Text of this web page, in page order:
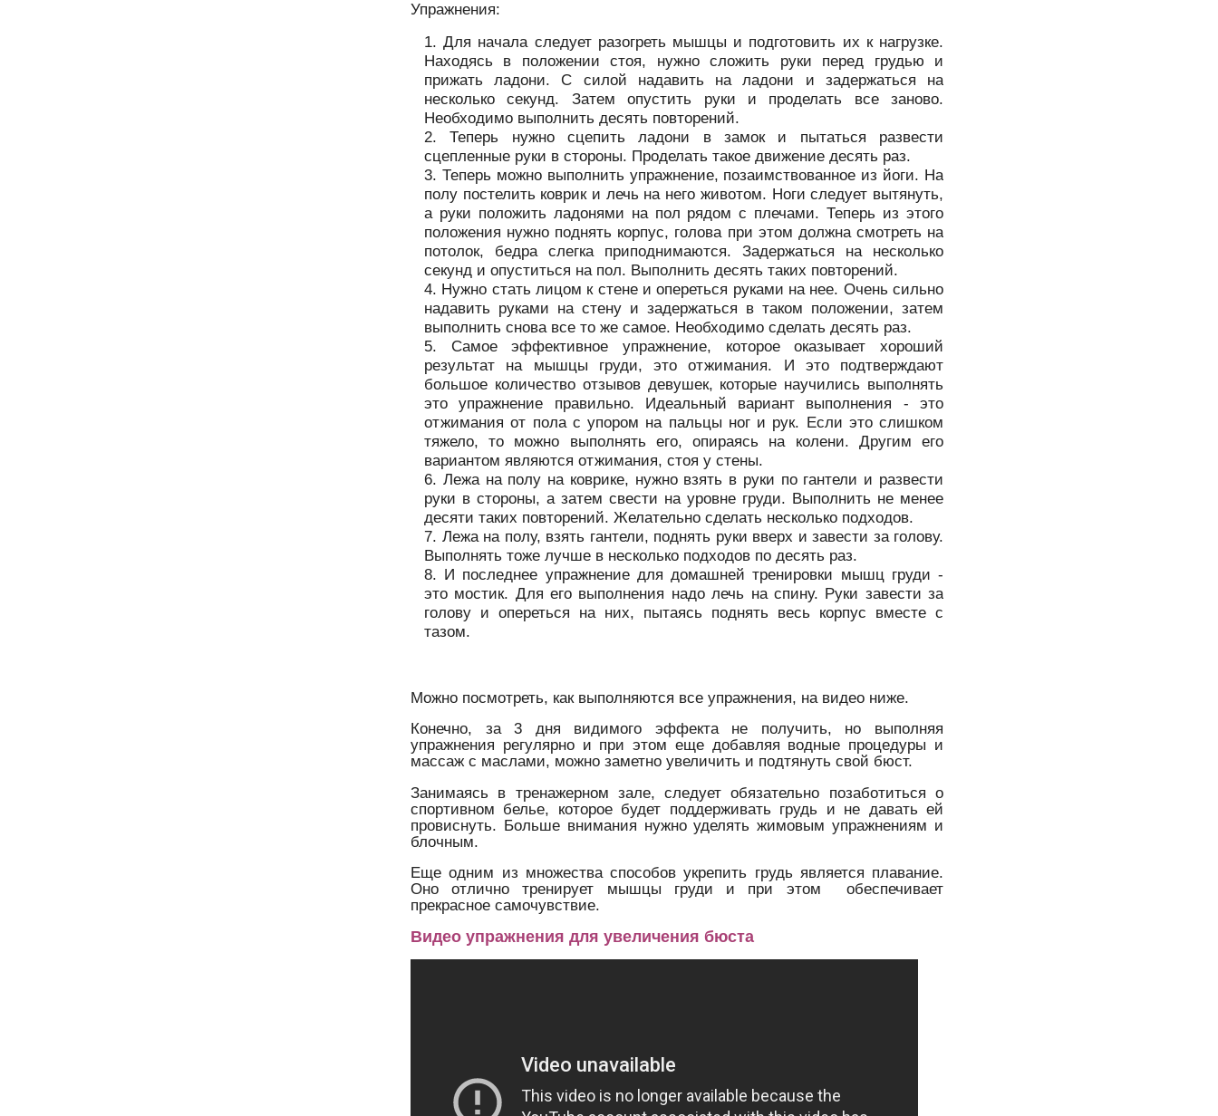
Упражнения:
Для начала следует разогреть мышцы и подготовить их к нагрузке.
Находясь в положении стоя, нужно сложить руки перед грудью и
прижать ладони. С силой надавить на ладони и задержаться на
несколько секунд. Затем опустить руки и проделать все заново.
Необходимо выполнить десять повторений.
Теперь нужно сцепить ладони в замок и пытаться развести
сцепленные руки в стороны. Проделать такое движение десять раз.
Теперь можно выполнить упражнение, позаимствованное из йоги. На
полу постелить коврик и лечь на него животом. Ноги следует вытянуть,
а руки положить ладонями на пол рядом с плечами. Теперь из этого
положения нужно поднять корпус, голова при этом должна смотреть на
потолок, бедра слегка приподнимаются. Задержаться на несколько
секунд и опуститься на пол. Выполнить десять таких повторений.
Нужно стать лицом к стене и опереться руками на нее. Очень сильно
надавить руками на стену и задержаться в таком положении, затем
выполнить снова все то же самое. Необходимо сделать десять раз.
Самое эффективное упражнение, которое оказывает хороший
результат на мышцы груди, это отжимания. И это подтверждают
большое количество отзывов девушек, которые научились выполнять
это упражнение правильно. Идеальный вариант выполнения - это
отжимания от пола с упором на пальцы ног и рук. Если это слишком
тяжело, то можно выполнять его, опираясь на колени. Другим его
вариантом являются отжимания, стоя у стены.
Лежа на полу на коврике, нужно взять в руки по гантели и развести
руки в стороны, а затем свести на уровне груди. Выполнить не менее
десяти таких повторений. Желательно сделать несколько подходов.
Лежа на полу, взять гантели, поднять руки вверх и завести за голову.
Выполнять тоже лучше в несколько подходов по десять раз.
И последнее упражнение для домашней тренировки мышц груди -
это мостик. Для его выполнения надо лечь на спину. Руки завести за
голову и опереться на них, пытаясь поднять весь корпус вместе с
тазом.
Можно посмотреть, как выполняются все упражнения, на видео ниже.
Конечно, за 3 дня видимого эффекта не получить, но выполняя
упражнения регулярно и при этом еще добавляя водные процедуры и
массаж с маслами, можно заметно увеличить и подтянуть свой бюст.
Занимаясь в тренажерном зале, следует обязательно позаботиться о
спортивном белье, которое будет поддерживать грудь и не давать ей
провиснуть. Больше внимания нужно уделять жимовым упражнениям и
блочным.
Еще одним из множества способов укрепить грудь является плавание.
Оно отлично тренирует мышцы груди и при этом обеспечивает
прекрасное самочувствие.
Видео упражнения для увеличения бюста